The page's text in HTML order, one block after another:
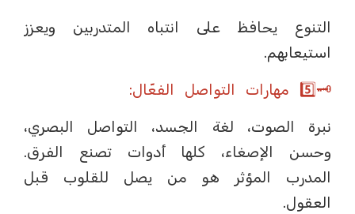
التنوع يحافظ على انتباه المتدربين ويعزز
استيعابهم.
🗝️5️⃣ مهارات التواصل الفعّال:
نبرة الصوت، لغة الجسد، التواصل البصري،
وحسن الإصغاء، كلها أدوات تصنع الفرق.
المدرب المؤثر هو من يصل للقلوب قبل
العقول.